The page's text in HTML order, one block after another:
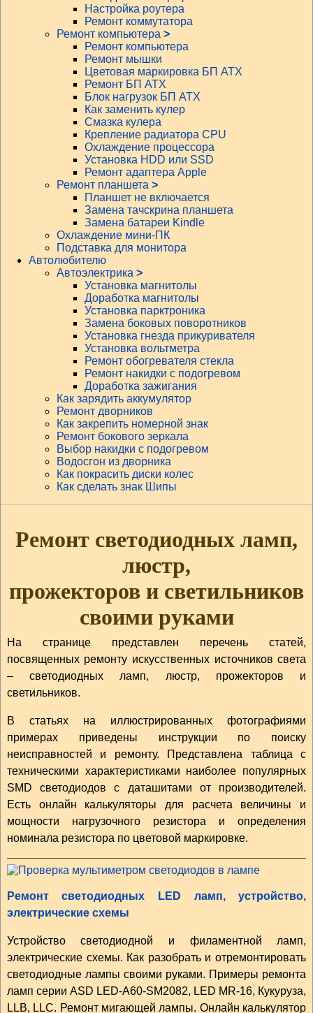
Настройка роутера
Ремонт коммутатора
Ремонт компьютера >
Ремонт компьютера
Ремонт мышки
Цветовая маркировка БП АТХ
Ремонт БП АТХ
Блок нагрузок БП АТХ
Как заменить кулер
Смазка кулера
Крепление радиатора CPU
Охлаждение процессора
Установка HDD или SSD
Ремонт адаптера Apple
Ремонт планшета >
Планшет не включается
Замена тачскрина планшета
Замена батареи Kindle
Охлаждение мини-ПК
Подставка для монитора
Автолюбителю
Автоэлектрика >
Установка магнитолы
Доработка магнитолы
Установка парктроника
Замена боковых поворотников
Установка гнезда прикуривателя
Установка вольтметра
Ремонт обогревателя стекла
Ремонт накидки с подогревом
Доработка зажигания
Как зарядить аккумулятор
Ремонт дворников
Как закрепить номерной знак
Ремонт бокового зеркала
Выбор накидки с подогревом
Водосгон из дворника
Как покрасить диски колес
Как сделать знак Шипы
Ремонт светодиодных ламп,
люстр,
прожекторов и светильников
своими руками
На странице представлен перечень статей,
посвященных ремонту искусственных источников света
– светодиодных ламп, люстр, прожекторов и
светильников.
В статьях на иллюстрированных фотографиями
примерах приведены инструкции по поиску
неисправностей и ремонту. Представлена таблица с
техническими характеристиками наиболее популярных
SMD светодиодов с даташитами от производителей.
Есть онлайн калькуляторы для расчета величины и
мощности нагрузочного резистора и определения
номинала резистора по цветовой маркировке.
Ремонт светодиодных LED ламп, устройство,
электрические схемы
Устройство светодиодной и филаментной ламп,
электрические схемы. Как разобрать и отремонтировать
светодиодные лампы своими руками. Примеры ремонта
ламп серии ASD LED-A60-SM2082, LED MR-16, Кукуруза,
LLB, LLC. Ремонт мигающей лампы. Онлайн калькулятор